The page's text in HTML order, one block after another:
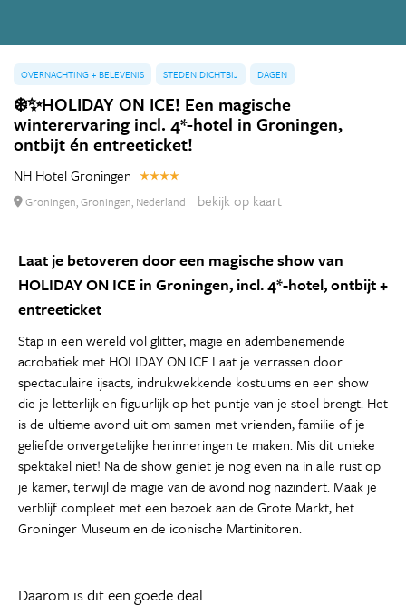
OVERNACHTING + BELEVENIS STEDEN DICHTBIJ DAGEN
❄️✨HOLIDAY ON ICE! Een magische
winterervaring incl. 4*-hotel in Groningen,
ontbijt én entreeticket!
NH Hotel Groningen
Groningen, Groningen, Nederland bekijk op kaart
Laat je betoveren door een magische show van
HOLIDAY ON ICE in Groningen, incl. 4*-hotel, ontbijt +
entreeticket
Stap in een wereld vol glitter, magie en adembenemende
acrobatiek met HOLIDAY ON ICE Laat je verrassen door
spectaculaire ijsacts, indrukwekkende kostuums en een show
die je letterlijk en figuurlijk op het puntje van je stoel brengt. Het
is de ultieme avond uit om samen met vrienden, familie of je
geliefde onvergetelijke herinneringen te maken. Mis dit unieke
spektakel niet! Na de show geniet je nog even na in alle rust op
je kamer, terwijl de magie van de avond nog nazindert. Maak je
verblijf compleet met een bezoek aan de Grote Markt, het
Groninger Museum en de iconische Martinitoren.
Daarom is dit een goede deal